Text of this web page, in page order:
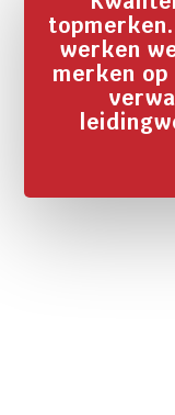
werken
merken